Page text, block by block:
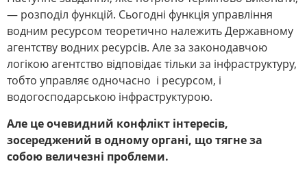
— розподіл функцій. Сьогодні функція управління
водним ресурсом теоретично належить Державному
агентству водних ресурсів. Але за законодавчою
логікою агентство відповідає тільки за інфраструктуру,
тобто управляє одночасно і ресурсом, і
водогосподарською інфраструктурою.
Але це очевидний конфлікт інтересів,
зосереджений в одному органі, що тягне за
собою величезні проблеми.